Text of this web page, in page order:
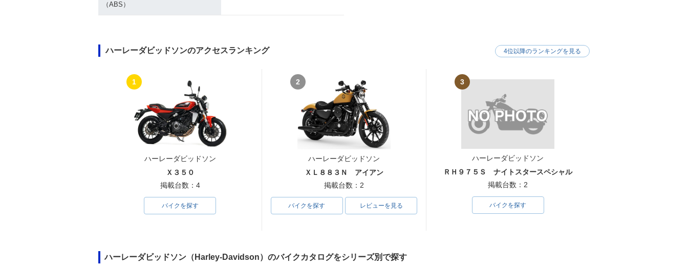
（ABS）
ハーレーダビッドソンのアクセスランキング
1
ハーレーダビッドソン
Ｘ３５０
掲載台数：4
バイクを探す
2
ハーレーダビッドソン
ＸＬ８８３Ｎ アイアン
掲載台数：2
バイクを探す レビューを見る
3
ハーレーダビッドソン
ＲＨ９７５Ｓ ナイトスタースペシャル
掲載台数：2
バイクを探す
4位以降のランキングを見る
ハーレーダビッドソン（Harley-Davidson）のバイクカタログをシリーズ別で探す